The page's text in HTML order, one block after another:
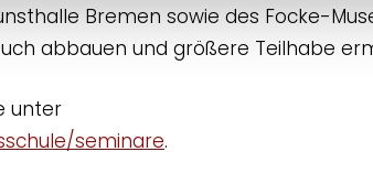
Bremen sowie des Focke-
abbauen und größere Teilhabe
unter
seminare.